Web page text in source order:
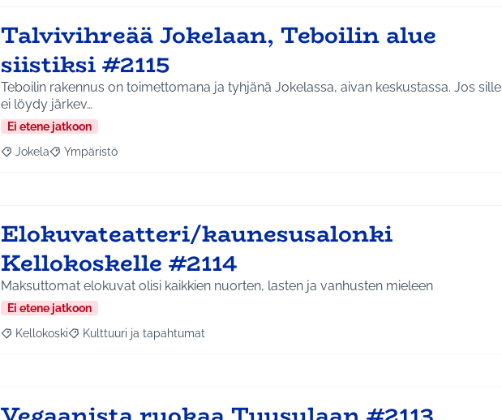
Talvivihreää Jokelaan, Teboilin alue
siistiksi #2115
Teboilin rakennus on toimettomana ja tyhjänä Jokelassa, aivan keskustassa. Jos sille
ei löydy järkev…
Ei etene jatkoon
Rajaa tulokset aihepiirin mukaan: Jokela
Jokela Rajaa tulokset teeman mukaan: Ympäristö
Ympäristö
Elokuvateatteri/kaunesusalonki
Kellokoskelle #2114
Maksuttomat elokuvat olisi kaikkien nuorten, lasten ja vanhusten mieleen
Ei etene jatkoon
Rajaa tulokset aihepiirin mukaan: Kellokoski
Kellokoski Rajaa tulokset teeman mukaan: Kulttuuri ja tapahtumat
Kulttuuri ja tapahtumat